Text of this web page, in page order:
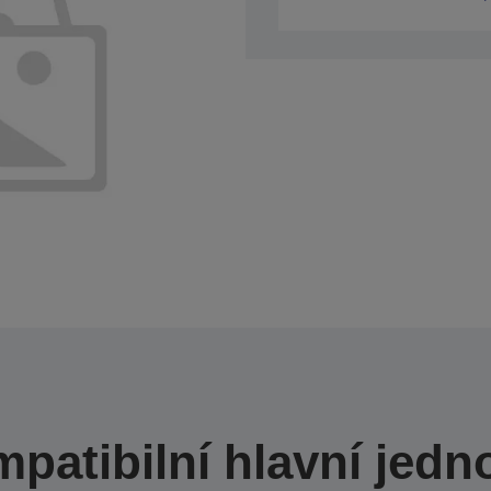
hlavní